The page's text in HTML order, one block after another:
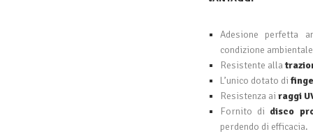
Adesione perfetta
condizione
Resistente alla
L’unico dotato di
Resistenza ai raggi
Fornito di disco
perdendo di efficacia.